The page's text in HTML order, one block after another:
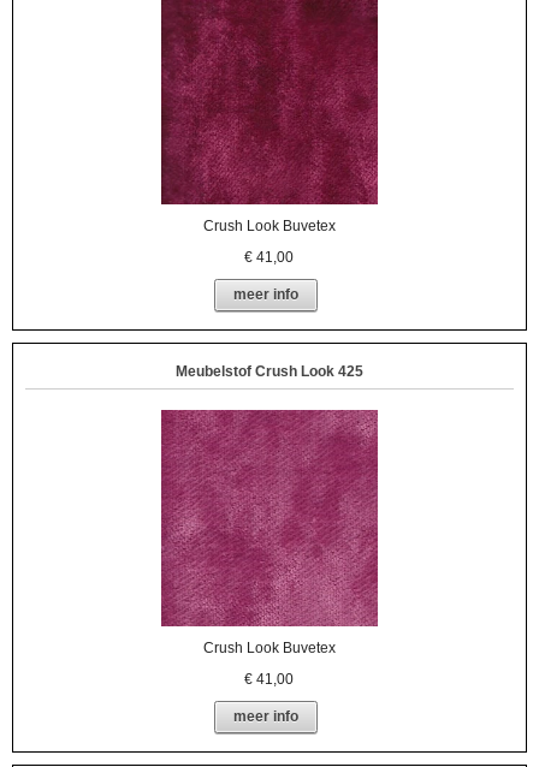
Crush Look Buvetex
€41,00
meer info
Meubelstof Crush Look 425
Crush Look Buvetex
€41,00
meer info